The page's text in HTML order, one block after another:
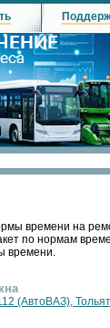
времени на
по нормам
времени.
(АвтоВАЗ),